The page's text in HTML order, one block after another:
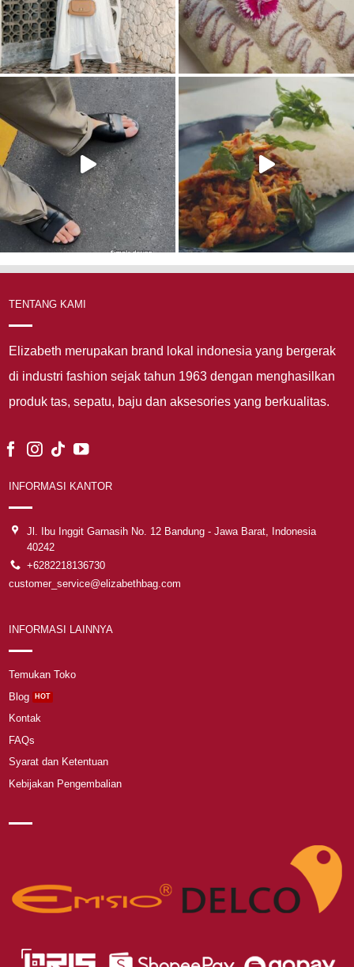
TENTANG KAMI
Elizabeth merupakan brand lokal indonesia yang bergerak
di industri fashion sejak tahun 1963 dengan menghasilkan
produk tas, sepatu, baju dan aksesories yang berkualitas.
INFORMASI KANTOR
Jl. Ibu Inggit Garnasih No. 12 Bandung - Jawa Barat, Indonesia
40242
+6282218136730
customer_service@elizabethbag.com
INFORMASI LAINNYA
Temukan Toko
Blog
Kontak
FAQs
Syarat dan Ketentuan
Kebijakan Pengembalian